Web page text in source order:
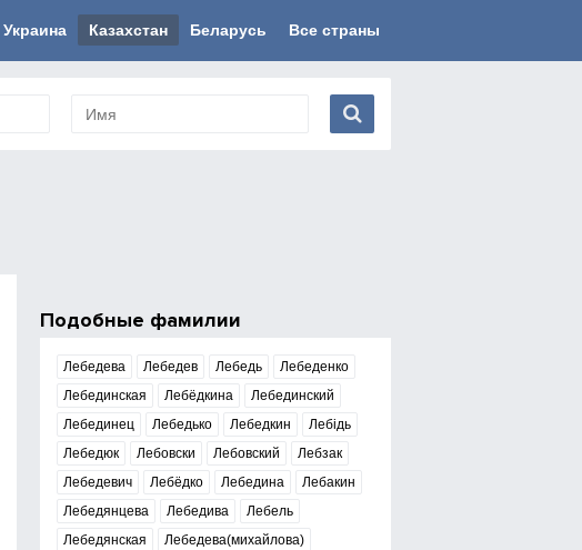
Украина Казахстан Беларусь Все страны
Подобные фамилии
Лебедева Лебедев Лебедь
Лебеденко
Лебединская
Лебёдкина
Лебединский
Лебединец
Лебедько Лебедкин
Лебідь
Лебедюк
Лебовски Лебовский
Лебзак
Лебедевич
Лебёдко Лебедина
Лебакин
Лебедянцева
Лебедива
Лебель
Лебедянская
Лебедева(михайлова)